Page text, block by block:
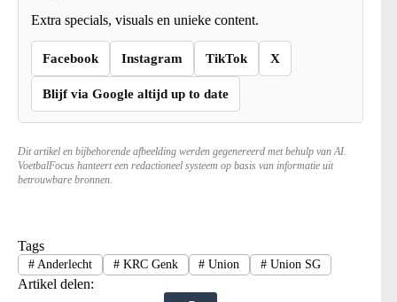
Extra specials, visuals en unieke content.
Facebook Instagram TikTok X
Blijf via Google altijd up to date
Dit artikel en bijbehorende afbeelding werden gegenereerd met behulp van AI.
VoetbalFocus hanteert een redactioneel systeem op basis van informatie uit
betrouwbare bronnen.
Tags
#Anderlecht #KRC Genk # Union # Union SG
Artikel delen: